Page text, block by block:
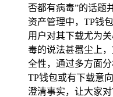
否都有病毒”的话题
资产管理中，TP钱
用户对其下载尤为
毒的说法甚嚣尘上
全性，通过多方面
TP钱包或有下载意
澄清事实，让大家